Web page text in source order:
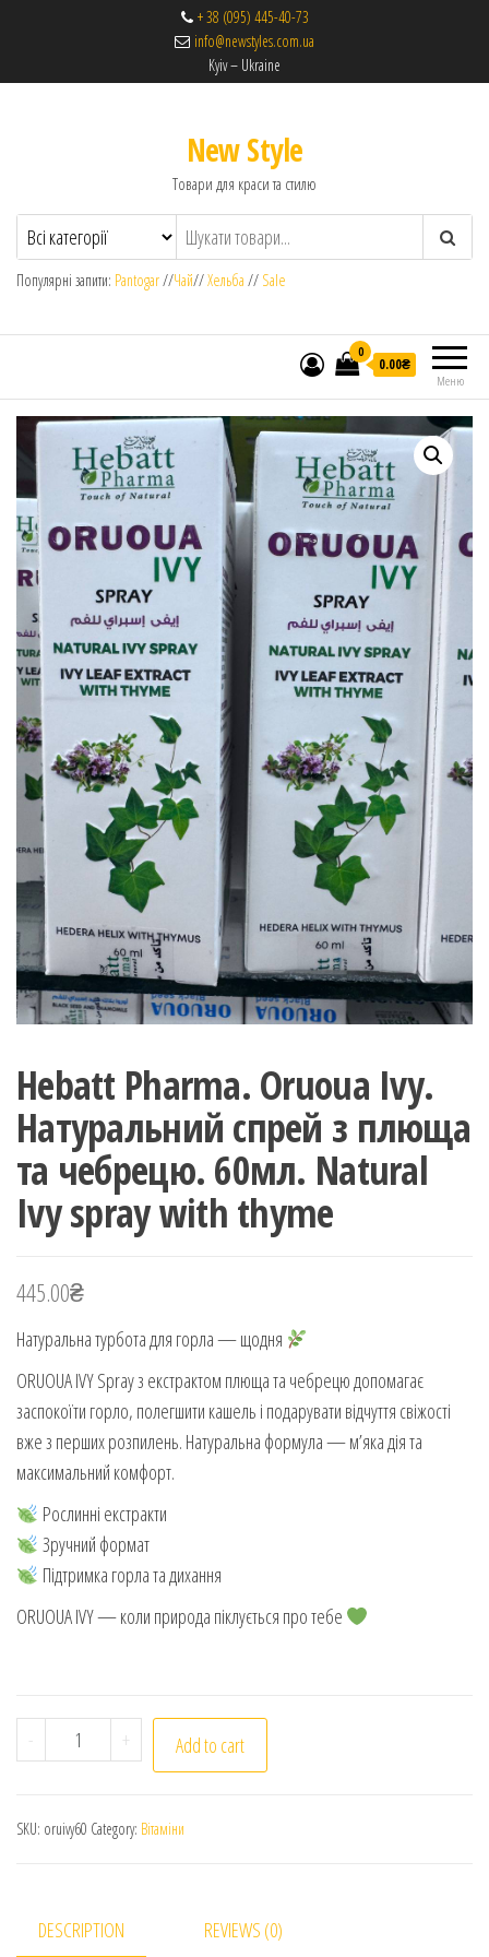
+ 38 (095) 445-40-73
info@newstyles.com.ua
Kyiv – Ukraine
New Style
Товари для краси та стилю
Популярні запити: Pantogar//Чай//Хельба // Sale
Меню
0
0.00₴
Hebatt Pharma. Oruoua Ivy.
Натуральний спрей з плюща
та чебрецю. 60мл. Natural
Ivy spray with thyme
445.00₴
Натуральна турбота для горла — щодня
ORUOUA IVY Spray з екстрактом плюща та чебрецю допомагає
заспокоїти горло, полегшити кашель і подарувати відчуття свіжості
вже з перших розпилень. Натуральна формула — м’яка дія та
максимальний комфорт.
Рослинні екстракти
Зручний формат
Підтримка горла та дихання
ORUOUA IVY — коли природа піклується про тебе
- Hebatt Pharma. Oruoua Ivy. Натуральний спрей з
+ Add to cart
SKU: oruivy60 Category: Вітаміни
DESCRIPTION REVIEWS (0)